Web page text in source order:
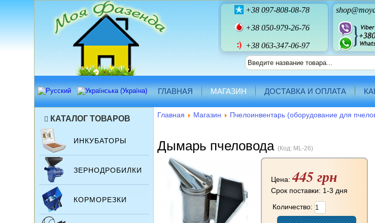
+38097-808-08-78
+38050-979-26-76
+38 063-347-06-97
ГЛАВНАЯ МАГАЗИН ДОСТАВКА И ОПЛАТА
КАТАЛОГ ТОВАРОВ
ИНКУБАТОРЫ
ЗЕРНОДРОБИЛКИ
КОРМОРЕЗКИ
Главная Магазин Пчелоинвентарь (оборудование для
Дымарь пчеловода(Код: ML-26)
Цена:445 грн
Срок поставки: 1-3 дня
Количество: